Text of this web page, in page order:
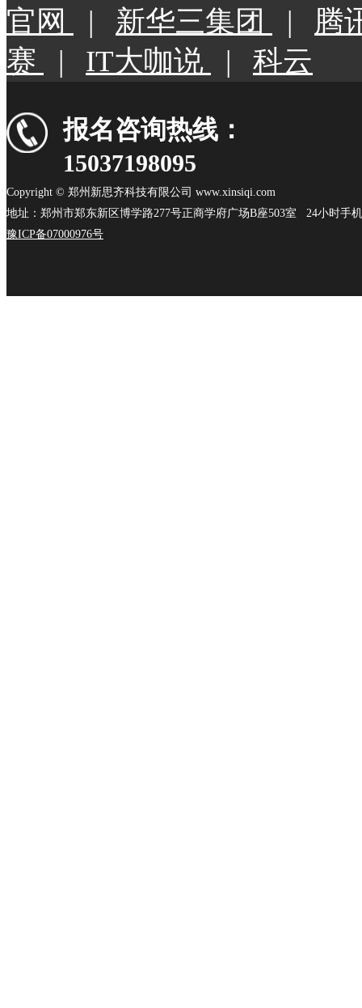
官网 | 新华三集团 | 腾
赛
| IT大咖说 | 科云
报名咨询热线：
15037198095
Copyright © 郑州新思齐科技有限公司 www.xinsiqi.com
地址：郑州市郑东新区博学路277号正商学府广场B座503室 24小时手
豫ICP备07000976号